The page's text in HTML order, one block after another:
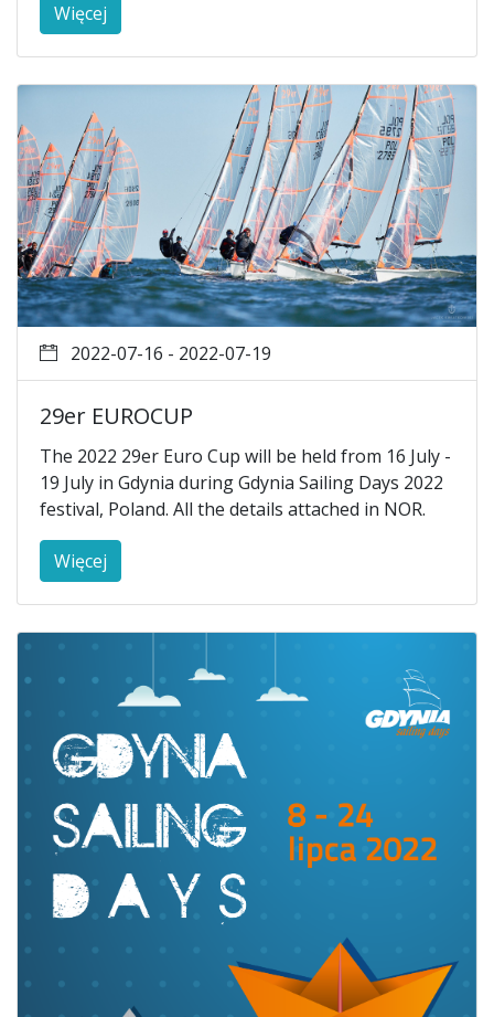
Więcej
2022-07-16 - 2022-07-19
29er EUROCUP
The 2022 29er Euro Cup will be held from 16 July -
19 July in Gdynia during Gdynia Sailing Days 2022
festival, Poland. All the details attached in NOR.
Więcej